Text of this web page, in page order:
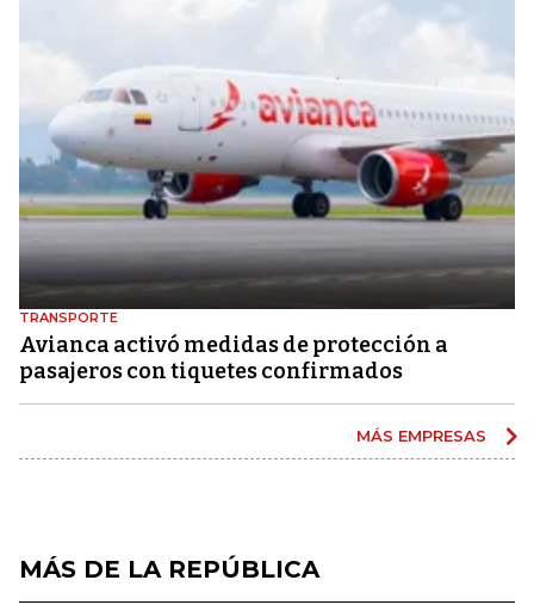
TRANSPORTE
Avianca activó medidas de protección a
pasajeros con tiquetes confirmados
MÁS EMPRESAS
MÁS DE LA REPÚBLICA